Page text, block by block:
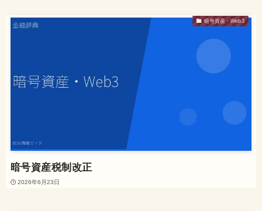
暗号資産・Web3
暗号資産税制改正
2026年6月23日